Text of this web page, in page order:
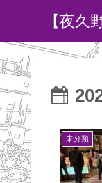
【夜
未分類